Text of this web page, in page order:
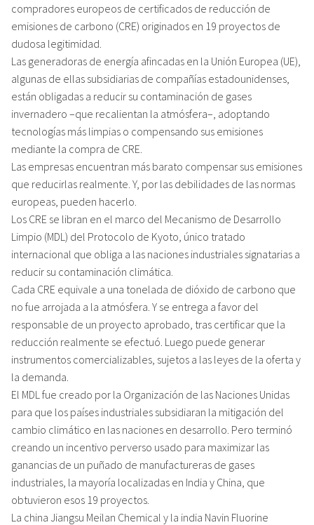
compradores europeos de certificados de reducción de
emisiones de carbono (CRE) originados en 19 proyectos de
dudosa legitimidad.
Las generadoras de energía afincadas en la Unión Europea (UE),
algunas de ellas subsidiarias de compañías estadounidenses,
están obligadas a reducir su contaminación de gases
invernadero –que recalientan la atmósfera–, adoptando
tecnologías más limpias o compensando sus emisiones
mediante la compra de CRE.
Las empresas encuentran más barato compensar sus emisiones
que reducirlas realmente. Y, por las debilidades de las normas
europeas, pueden hacerlo.
Los CRE se libran en el marco del Mecanismo de Desarrollo
Limpio (MDL) del Protocolo de Kyoto, único tratado
internacional que obliga a las naciones industriales signatarias a
reducir su contaminación climática.
Cada CRE equivale a una tonelada de dióxido de carbono que
no fue arrojada a la atmósfera. Y se entrega a favor del
responsable de un proyecto aprobado, tras certificar que la
reducción realmente se efectuó. Luego puede generar
instrumentos comercializables, sujetos a las leyes de la oferta y
la demanda.
El MDL fue creado por la Organización de las Naciones Unidas
para que los países industriales subsidiaran la mitigación del
cambio climático en las naciones en desarrollo. Pero terminó
creando un incentivo perverso usado para maximizar las
ganancias de un puñado de manufactureras de gases
industriales, la mayoría localizadas en India y China, que
obtuvieron esos 19 proyectos.
La china Jiangsu Meilan Chemical y la india Navin Fluorine